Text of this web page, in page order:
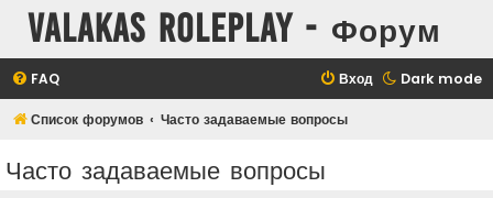
Valakas Roleplay - Форум
Dark mode
FAQ Вход
Список форумов Часто задаваемые вопросы
Часто задаваемые вопросы